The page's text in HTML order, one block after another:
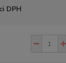
DPH